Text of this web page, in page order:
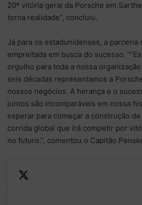
20ª vitória geral da Porsche em
torna realidade”, concluiu.
Já para os estadunidenses, a parceria
empreitada em busca do sucesso.
orgulho para toda a nossa
seis décadas representamos a
nossos negócios. A herança e o
juntos são incomparáveis ​​em nossa
esperar para começar a construção
corrida global que irá competir por
no futuro.”, comentou o Capitão